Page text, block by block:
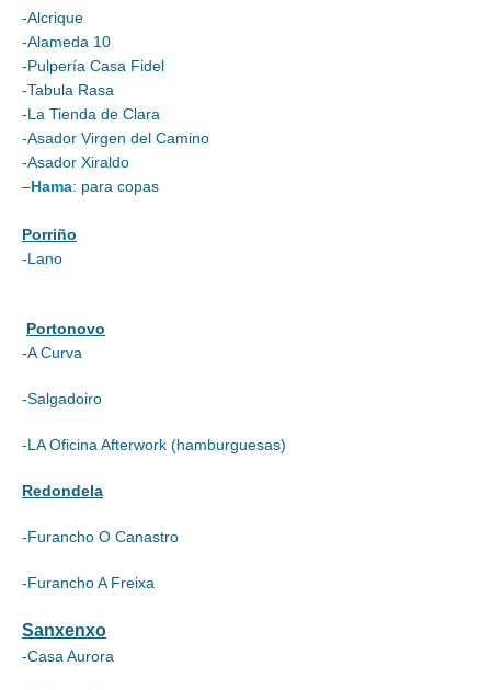
-Alcrique
-Alameda 10
-Pulpería Casa Fidel
-Tabula Rasa
-La Tienda de Clara
-Asador Virgen del Camino
-Asador Xiraldo
–Hama: para copas
Porriño
-Lano
Portonovo
-A Curva
-Salgadoiro
-LA Oficina Afterwork (hamburguesas)
Redondela
-Furancho O Canastro
-Furancho A Freixa
Sanxenxo
-Casa Aurora